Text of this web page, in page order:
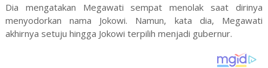
Dia mengatakan Megawati sempat menolak saat dirinya
menyodorkan nama Jokowi. Namun, kata dia, Megawati
akhirnya setuju hingga Jokowi terpilih menjadi gubernur.